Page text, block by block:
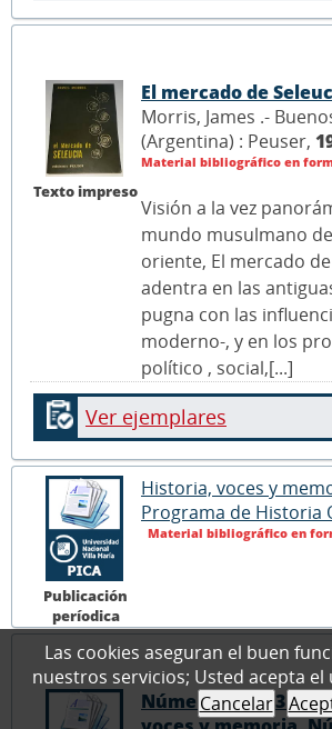
Texto impreso
El mercado de
Morris, James .-
(Argentina) : Peuser,
Material bibliográfico en
Visión a la vez
mundo musulmano
oriente, El mercado
adentra en las
pugna con las
moderno-, y en los
político , social,[...]
Ver ejemplares
Publicación
períodica
Historia, voces y
Programa de Historia
Material bibliográfico en
Número 5 - 2013
Las cookies aseguran el buen
nuestros servicios; Usted acepta el
Cancelar